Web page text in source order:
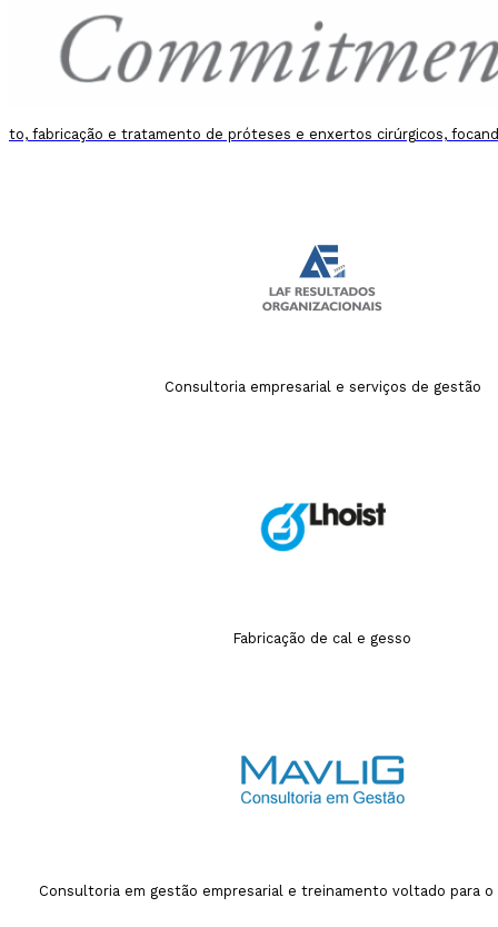
fabricação e tratamento de próteses e enxertos cirúrgicos,
Consultoria empresarial e serviços de gestão
Fabricação de cal e gesso
Consultoria em gestão empresarial e treinamento voltado para